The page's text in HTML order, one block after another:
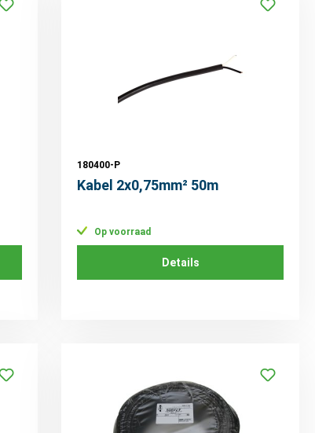
180400-P
Kabel 2x0,75mm² 50m
Op voorraad
Details